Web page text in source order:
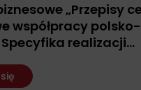
„Przepisy
współpracy polsko-
realizacji